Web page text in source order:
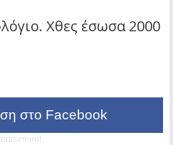
Χθες έσωσα 2000
στο Facebook